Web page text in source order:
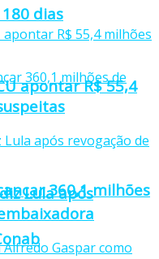
dias
360,1 milhões
apontar R$ 55,4
Lula após